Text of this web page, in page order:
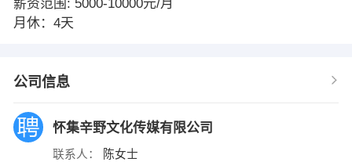
薪资范围: 5000-10000元/月
月休：4天
公司信息
怀集辛野文化传媒有限公司
联系人： 陈女士